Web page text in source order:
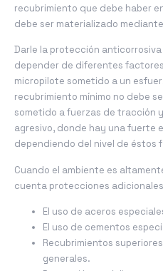
recubrimiento que debe haber
debe ser materializado
Darle la protección
depender de diferentes
micropilote sometido a un
recubrimiento mínimo no debe
sometido a fuerzas de tracción
agresivo, donde hay una fuerte
dependiendo del nivel de éstos
Cuando el ambiente es
cuenta protecciones
El uso de aceros
El uso de cementos
Recubrimientos
generales.